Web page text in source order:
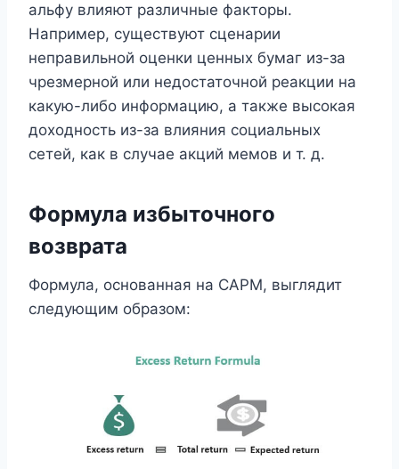
альфу влияют различные факторы.
Например, существуют сценарии
неправильной оценки ценных бумаг из-за
чрезмерной или недостаточной реакции на
какую-либо информацию, а также высокая
доходность из-за влияния социальных
сетей, как в случае акций мемов и т. д.
Формула избыточного
возврата
Формула, основанная на CAPM, выглядит
следующим образом: